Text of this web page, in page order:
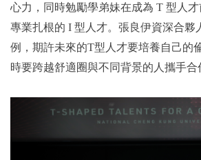
心力，同時勉勵學弟妹在成為 T 型人
專業扎根的 I 型人才。張良伊資深合夥
例，期許未來的T型人才要培養自己的
時要跨越舒適圈與不同背景的人攜手合